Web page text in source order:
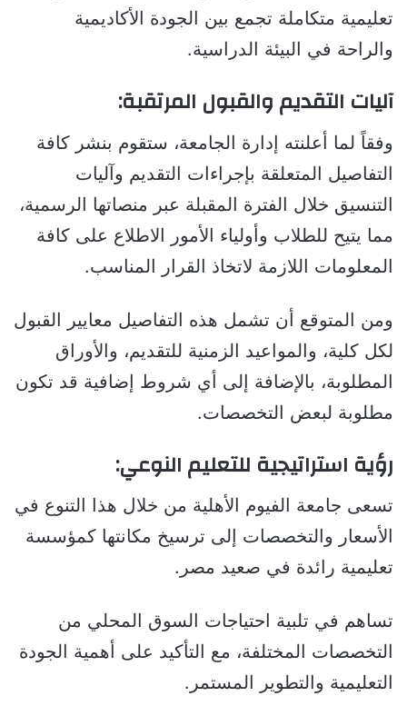
تعليمية متكاملة تجمع بين الجودة الأكاديمية
والراحة في البيئة الدراسية.
آليات التقديم والقبول المرتقبة:
وفقاً لما أعلنته إدارة الجامعة، ستقوم بنشر كافة
التفاصيل المتعلقة بإجراءات التقديم وآليات
التنسيق خلال الفترة المقبلة عبر منصاتها الرسمية،
مما يتيح للطلاب وأولياء الأمور الاطلاع على كافة
المعلومات اللازمة لاتخاذ القرار المناسب.
ومن المتوقع أن تشمل هذه التفاصيل معايير القبول
لكل كلية، والمواعيد الزمنية للتقديم، والأوراق
المطلوبة، بالإضافة إلى أي شروط إضافية قد تكون
مطلوبة لبعض التخصصات.
رؤية استراتيجية للتعليم النوعي:
تسعى جامعة الفيوم الأهلية من خلال هذا التنوع في
الأسعار والتخصصات إلى ترسيخ مكانتها كمؤسسة
تعليمية رائدة في صعيد مصر.
تساهم في تلبية احتياجات السوق المحلي من
التخصصات المختلفة، مع التأكيد على أهمية الجودة
التعليمية والتطوير المستمر.